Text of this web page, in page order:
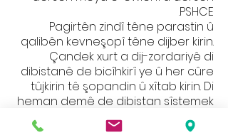
PSHCE.
Pagirtên zindî têne parastin û
qalibên kevneşopî têne dijber kirin.
Çandek xurt a dij-zordariyê di
dibistanê de bicîhkirî ye û her cûre
tûjkirin tê şopandin û xîtab kirin. Di
heman demê de dibistan sîstemek
bihêz a bûyerên têketinê jî
dimeşîne.